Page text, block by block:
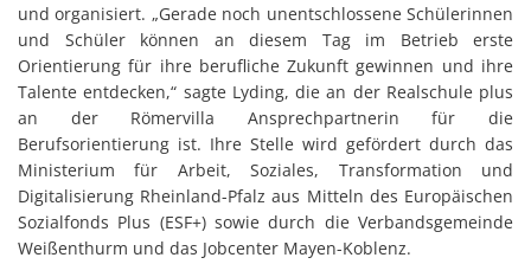
und organisiert. „Gerade noch unentschlossene Schülerinnen
und Schüler können an diesem Tag im Betrieb erste
Orientierung für ihre berufliche Zukunft gewinnen und ihre
Talente entdecken,“ sagte Lyding, die an der Realschule plus
an der Römervilla Ansprechpartnerin für die
Berufsorientierung ist. Ihre Stelle wird gefördert durch das
Ministerium für Arbeit, Soziales, Transformation und
Digitalisierung Rheinland-Pfalz aus Mitteln des Europäischen
Sozialfonds Plus (ESF+) sowie durch die Verbandsgemeinde
Weißenthurm und das Jobcenter Mayen-Koblenz.